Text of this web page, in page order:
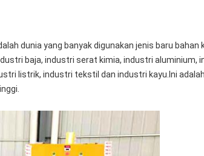
dunia yang banyak digunakan jenis baru bahan
baja, industri serat kimia, industri aluminium,
listrik, industri tekstil dan industri kayu.Ini